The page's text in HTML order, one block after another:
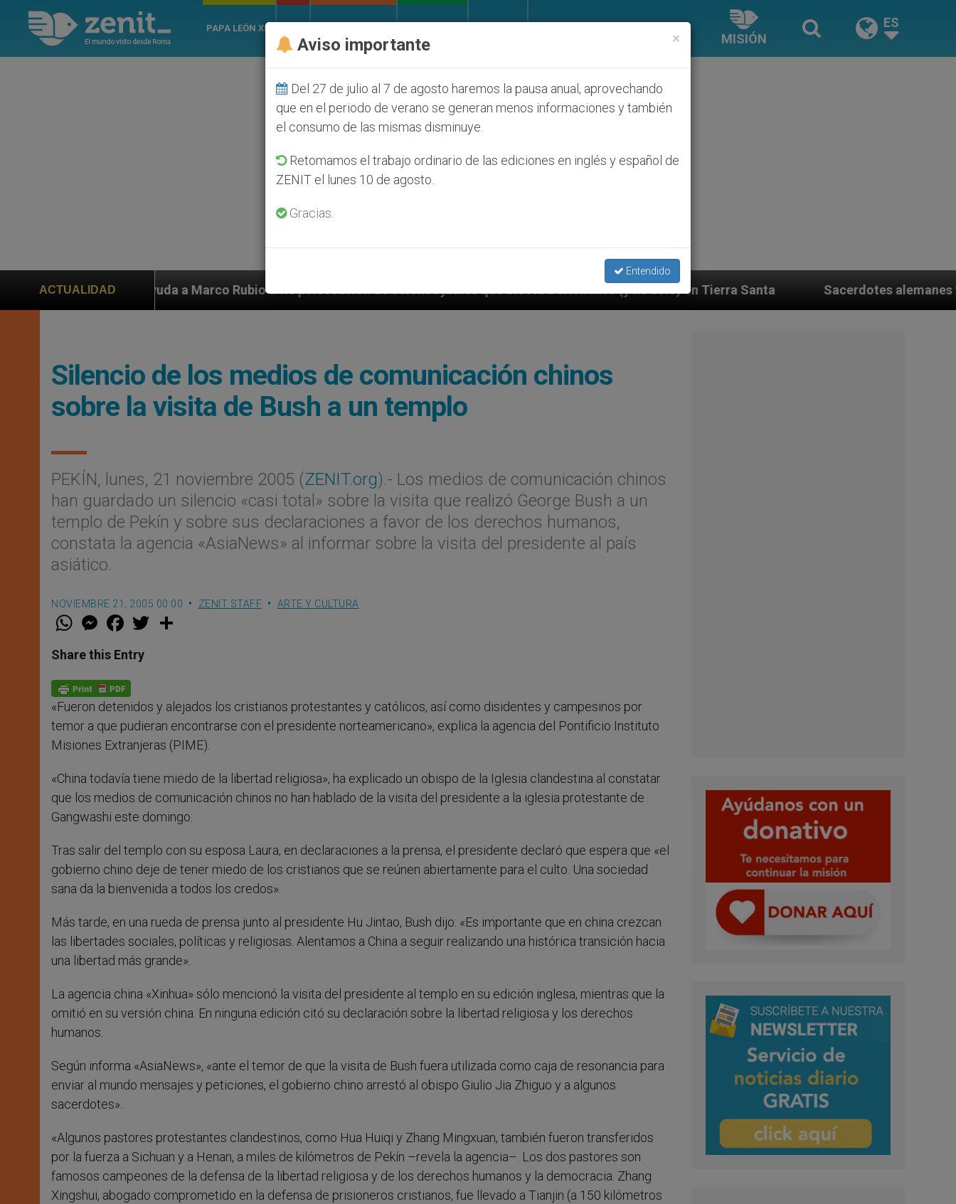
PAPA LEÓN XIV
MISIÓN
ES
ACTUALIDAD
ayuda a Marco Rubio ante persecución de colonos judíos que afecta a cristianos (y no sólo) en Tierra Santa Sacerdotes alemanes fieles al Papa
Silencio de los medios de comunicación chinos
sobre la visita de Bush a un templo
PEKÍN, lunes, 21 noviembre 2005 (ZENIT.org).- Los medios de comunicación chinos
han guardado un silencio «casi total» sobre la visita que realizó George Bush a un
templo de Pekín y sobre sus declaraciones a favor de los derechos humanos,
constata la agencia «AsiaNews» al informar sobre la visita del presidente al país
asiático.
NOVIEMBRE 21, 2005 00:00 ZENIT STAFF ARTE Y CULTURA
W
t
s
p
p
M
e
s
e
g
e
r
F
a
e
b
o
k
w
Share this Entry
«Fueron detenidos y alejados los cristianos protestantes y católicos, así como disidentes y campesinos por
temor a que pudieran encontrarse con el presidente norteamericano», explica la agencia del Pontificio Instituto
Misiones Extranjeras (PIME).
«China todavía tiene miedo de la libertad religiosa», ha explicado un obispo de la Iglesia clandestina al constatar
que los medios de comunicación chinos no han hablado de la visita del presidente a la iglesia protestante de
Gangwashi este domingo.
Tras salir del templo con su esposa Laura, en declaraciones a la prensa, el presidente declaró que espera que «el
gobierno chino deje de tener miedo de los cristianos que se reúnen abiertamente para el culto. Una sociedad
sana da la bienvenida a todos los credos».
Más tarde, en una rueda de prensa junto al presidente Hu Jintao, Bush dijo: «Es importante que en china crezcan
las libertades sociales, políticas y religiosas. Alentamos a China a seguir realizando una histórica transición hacia
una libertad más grande».
La agencia china «Xinhua» sólo mencionó la visita del presidente al templo en su edición inglesa, mientras que la
omitió en su versión china. En ninguna edición citó su declaración sobre la libertad religiosa y los derechos
humanos.
Según informa «AsiaNews», «ante el temor de que la visita de Bush fuera utilizada como caja de resonancia para
enviar al mundo mensajes y peticiones, el gobierno chino arrestó al obispo Giulio Jia Zhiguo y a algunos
sacerdotes».
«Algunos pastores protestantes clandestinos, como Hua Huiqi y Zhang Mingxuan, también fueron transferidos
por la fuerza a Sichuan y a Henan, a miles de kilómetros de Pekín –revela la agencia–. Los dos pastores son
famosos campeones de la defensa de la libertad religiosa y de los derechos humanos y la democracia. Zhang
Xingshui, abogado comprometido en la defensa de prisioneros cristianos, fue llevado a Tianjin (a 150 kilómetros
×
Aviso importante
Del 27 de julio al 7 de agosto haremos la pausa anual, aprovechando
que en el periodo de verano se generan menos informaciones y también
el consumo de las mismas disminuye.
Retomamos el trabajo ordinario de las ediciones en inglés y español de
ZENIT el lunes 10 de agosto.
Gracias.
Entendido